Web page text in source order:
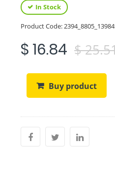
In Stock
Product Code:
$ 16.84 $
Buy product